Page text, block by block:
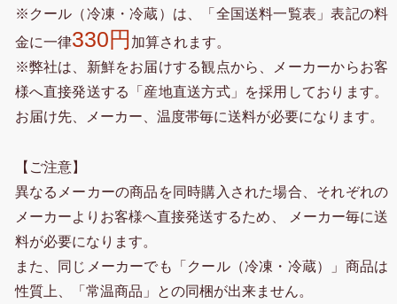
※クール（冷凍・冷蔵）は、「全国送料一覧表」表記の料
金に一律330円 加算されます。
※弊社は、新鮮をお届けする観点から、メーカーからお客
様へ直接発送する「産地直送方式」を採用しております。
お届け先、メーカー、温度帯毎に送料が必要になります。
【ご注意】
異なるメーカーの商品を同時購入された場合、それぞれの
メーカーよりお客様へ直接発送するため、 メーカー毎に送
料が必要になります。
また、同じメーカーでも「クール（冷凍・冷蔵）」商品は
性質上、「常温商品」との同梱が出来ません。